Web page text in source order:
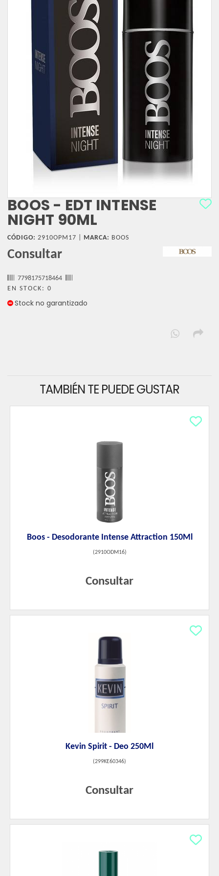
BOOS - EDT INTENSE
NIGHT 90ML
CÓDIGO: 2910OPM17 | MARCA: BOOS
Consultar
7798175718464
EN STOCK: 0
Stock no garantizado
TAMBIÉN TE PUEDE GUSTAR
Boos - Desodorante Intense Attraction 150Ml
(2910ODM16)
Consultar
Kevin Spirit - Deo 250Ml
(299KE60346)
Consultar